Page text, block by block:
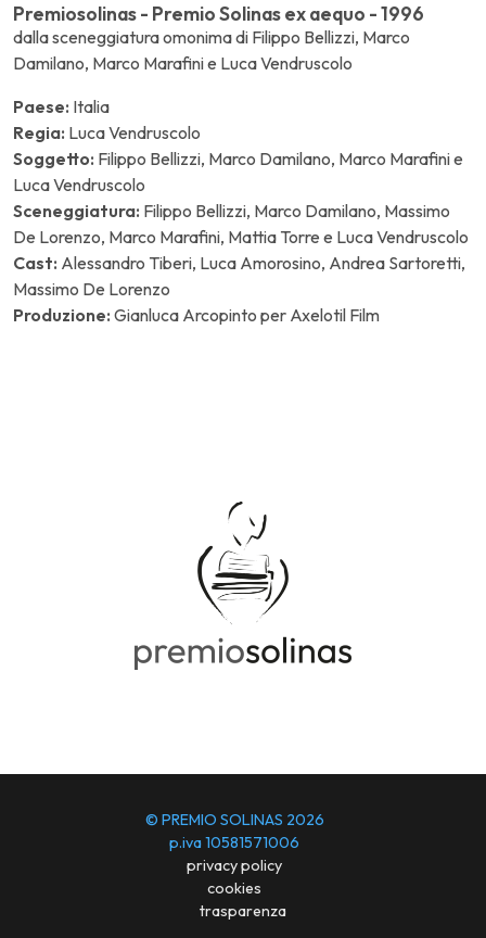
Premiosolinas - Premio Solinas ex aequo - 1996
dalla sceneggiatura omonima di Filippo Bellizzi, Marco
Damilano, Marco Marafini e Luca Vendruscolo
Paese: Italia
Regia: Luca Vendruscolo
Soggetto: Filippo Bellizzi, Marco Damilano, Marco Marafini e
Luca Vendruscolo
Sceneggiatura: Filippo Bellizzi, Marco Damilano, Massimo
De Lorenzo, Marco Marafini, Mattia Torre e Luca Vendruscolo
Cast: Alessandro Tiberi, Luca Amorosino, Andrea Sartoretti,
Massimo De Lorenzo
Produzione: Gianluca Arcopinto per Axelotil Film
© PREMIO SOLINAS 2026
p.iva 10581571006
privacy policy
cookies
trasparenza